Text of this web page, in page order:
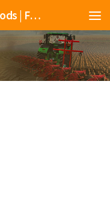
Landwirtschafts Simulator 25 Mods | Farming Simulator 25 Mods | FS25 Mods